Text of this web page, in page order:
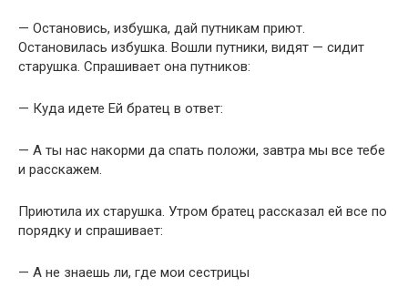
— Остановись, избушка, дай путникам приют.
Остановилась избушка. Вошли путники, видят — сидит
старушка. Спрашивает она путников:
— Куда идете Ей братец в ответ:
— А ты нас накорми да спать положи, завтра мы все тебе
и расскажем.
Приютила их старушка. Утром братец рассказал ей все по
порядку и спрашивает:
— А не знаешь ли, где мои сестрицы